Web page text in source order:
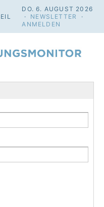
DO. 6. AUGUST 2026
· NEWSLETTER
·
ANMELDEN